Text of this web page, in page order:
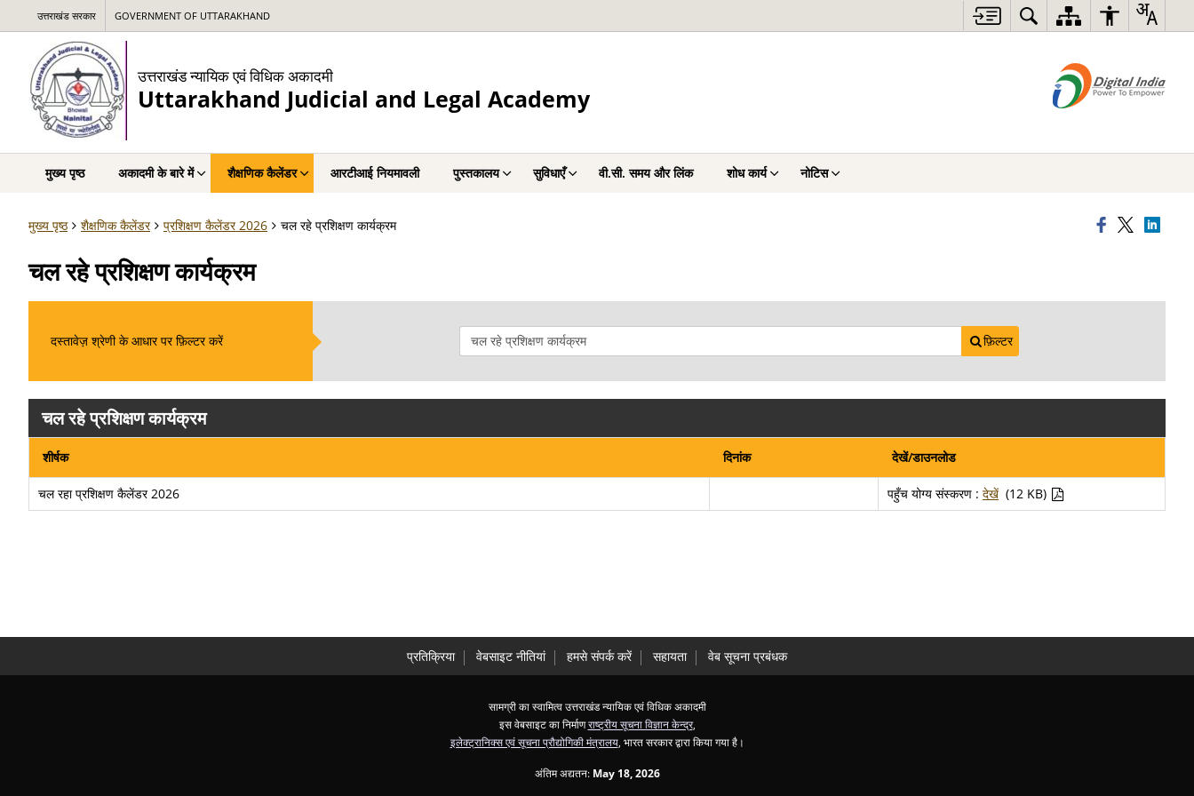
उत्तराखंड सरकार GOVERNMENT OF UTTARAKHAND
उत्तराखंड न्यायिक एवं विधिक अकादमी
Uttarakhand Judicial and Legal Academy
मुख्य पृष्ठ अकादमी के बारे में शैक्षणिक कैलेंडर आरटीआई नियमावली पुस्तकालय सुविधाएँ वी.सी. समय और लिंक शोध कार्य नोटिस
मुख्य पृष्ठ शैक्षणिक कैलेंडर प्रशिक्षण कैलेंडर 2026 चल रहे प्रशिक्षण कार्यक्रम
चल रहे प्रशिक्षण कार्यक्रम
दस्तावेज़ श्रेणी के आधार पर फ़िल्टर करें फ़िल्टर
चल रहे प्रशिक्षण कार्यक्रम
शीर्षक दिनांक देखें/डाउनलोड
चल रहा प्रशिक्षण कैलेंडर 2026 पहुँच योग्य संस्करण : देखें (12 KB)
प्रतिक्रिया वेबसाइट नीतियां हमसे संपर्क करें सहायता वेब सूचना प्रबंधक
सामग्री का स्वामित्व उत्तराखंड न्यायिक एवं विधिक अकादमी
इस वेबसाइट का निर्माणराष्ट्रीय सूचना विज्ञान केन्द्र,
इलेक्ट्रानिक्स एवं सूचना प्रौद्योगिकी मंत्रालय, भारत सरकार द्वारा किया गया है।
अंतिम अद्यतन: May 18, 2026